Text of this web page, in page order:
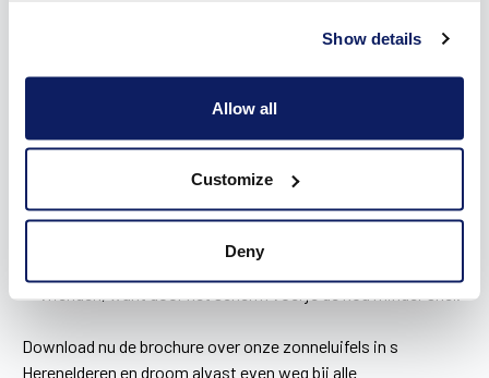
Show details
Allow all
Customize
Deny
langer van je terras en tuin. Zo'n scherm heeft dan ook heel
Jij beslist wanneer je zonneluifel zichtbaar is. Of je nu kiest
voor een app, een domoticasysteem of een
afstandsbediening, met slechts één druk op de knop rolt
Je bent zeker van een optimale bescherming tegen de zon.
Je kinderen spelen zo veilig buiten en jij brengt zonder
problemen een namiddag door op het terras.
Jij geniet ’s avonds langer van een avondje met familie of
Download nu de brochure over onze zonneluifels in s
Herenelderen en droom alvast even weg bij alle